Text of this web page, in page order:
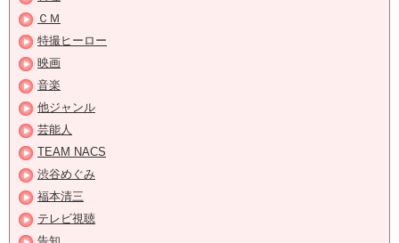
ＣＭ
特撮ヒーロー
映画
音楽
他ジャンル
芸能人
TEAM NACS
渋谷めぐみ
福本清三
テレビ視聴